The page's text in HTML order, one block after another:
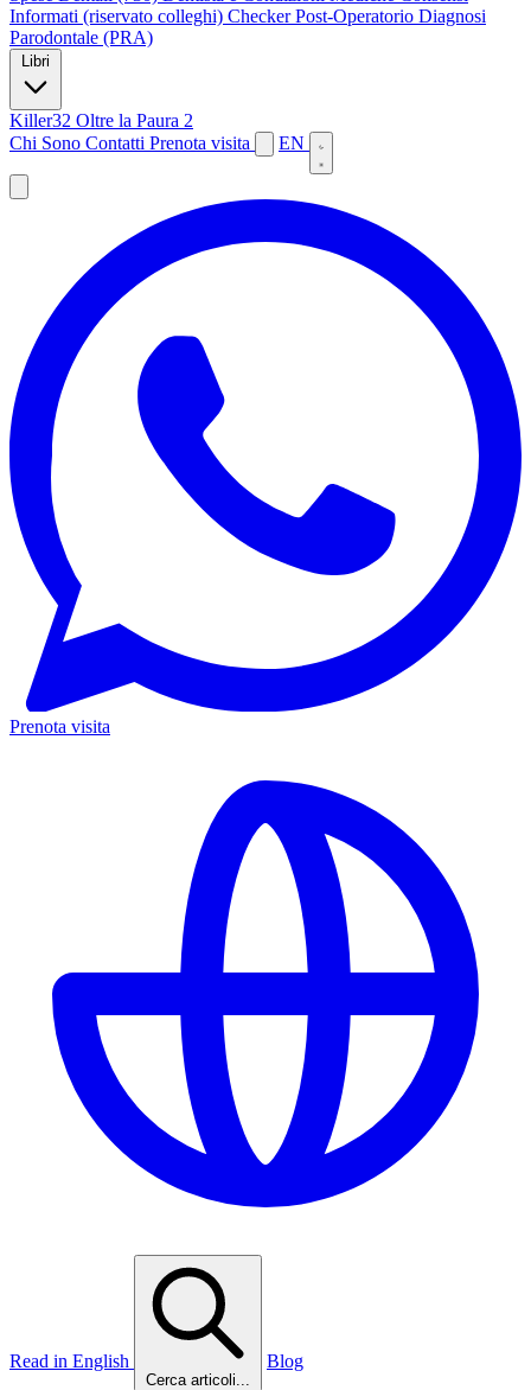
Informati (riservato colleghi) Checker Post-Operatorio Diagnosi
Parodontale (PRA)
Killer32 Oltre la Paura 2
Chi Sono Contatti Prenota visita EN
Prenota visita
Read in English
Cerca articoli...
Blog